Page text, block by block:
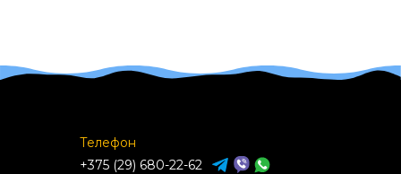
Телефон
+375 (29) 680-22-62